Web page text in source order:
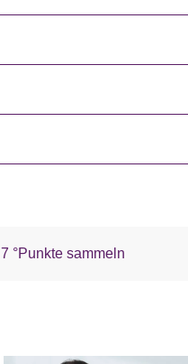
7 °Punkte sammeln